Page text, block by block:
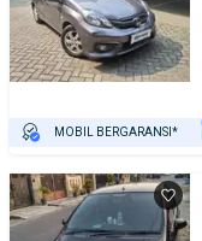
MOBIL BERGARANSI*
PENJUAL TERVERIFIKASI